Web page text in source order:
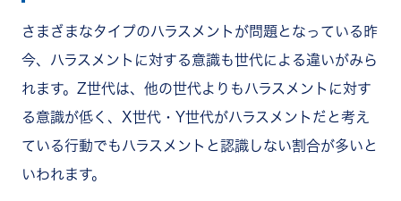
さまざまなタイプのハラスメントが問題となっている昨
今、ハラスメントに対する意識も世代による違いがみら
れます。Z世代は、他の世代よりもハラスメントに対す
る意識が低く、X世代・Y世代がハラスメントだと考え
ている行動でもハラスメントと認識しない割合が多いと
いわれます。